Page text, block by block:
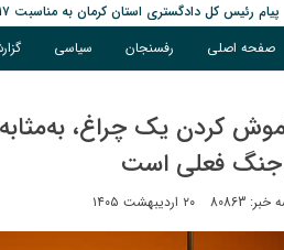
پیام رئیس کل دادگستری استان کرمان به مناسبت ۱۷ مردادماه سالروز شهادت شهید صارمی و روز خبرنگار
نانوایی های نوق زیر ذره بین معاون توسعه
وزارت اطلاعات: ۲۱ مزدور موساد و ۴ شرور مسلح در کرمان بازداشت شدند
صفحه اصلی رفسنجان سیاسی
کردن یک چراغ،
جنگ فعلی است
80863 ۲۰ اردیبهشت ۱۴۰۵